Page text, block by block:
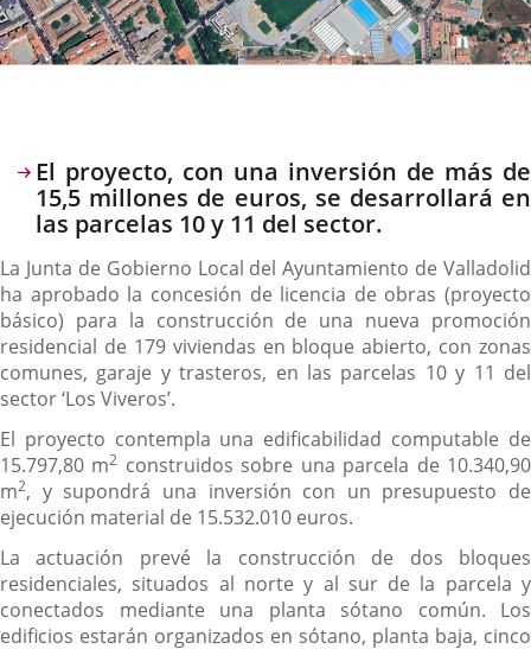
Descripción
El proyecto, con una inversión de más de
15,5 millones de euros, se desarrollará en
las parcelas 10 y 11 del sector.
La Junta de Gobierno Local del Ayuntamiento de Valladolid
ha aprobado la concesión de licencia de obras (proyecto
básico) para la construcción de una nueva promoción
residencial de 179 viviendas en bloque abierto, con zonas
comunes, garaje y trasteros, en las parcelas 10 y 11 del
sector ‘Los Viveros’.
El proyecto contempla una edificabilidad computable de
15.797,80 m2 construidos sobre una parcela de 10.340,90
m2, y supondrá una inversión con un presupuesto de
ejecución material de 15.532.010 euros.
La actuación prevé la construcción de dos bloques
residenciales, situados al norte y al sur de la parcela y
conectados mediante una planta sótano común. Los
edificios estarán organizados en sótano, planta baja, cinco